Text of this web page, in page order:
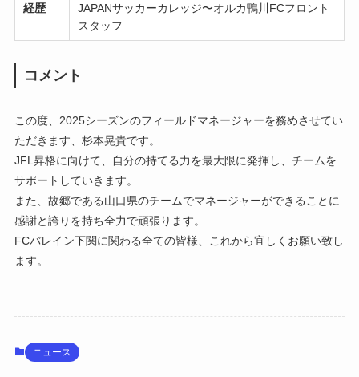
経歴 JAPANサッカーカレッジ〜オルカ鴨川FCフロント
スタッフ
コメント
この度、2025シーズンのフィールドマネージャーを務めさせてい
ただきます、杉本晃貴です。
JFL昇格に向けて、自分の持てる力を最大限に発揮し、チームを
サポートしていきます。
また、故郷である山口県のチームでマネージャーができることに
感謝と誇りを持ち全力で頑張ります。
FCバレイン下関に関わる全ての皆様、これから宜しくお願い致し
ます。
ニュース